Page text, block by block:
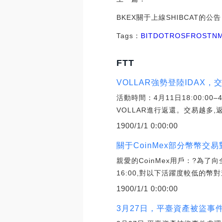
BKEX關于上線SHIBCAT的公告
Tags： BITDOTROSFROST
FTT
VOLLAR強勢登陸IDAX，
活動時間：4月11日
VOLLAR進行返還。交易越多,
1900/1/1 0:00:00
關于CoinMex部分幣幣交
親愛的CoinMex用戶：?為了
16:00,對以下活躍度較低的幣
1900/1/1 0:00:00
3月27日，平臺資產被盜事